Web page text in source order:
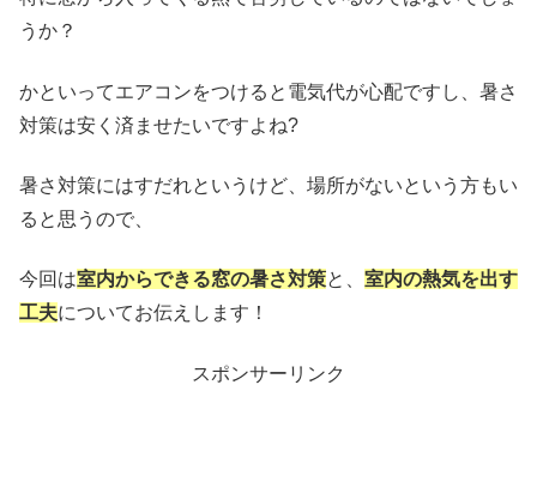
うか？
かといってエアコンをつけると電気代が心配ですし、暑さ
対策は安く済ませたいですよね?
暑さ対策にはすだれというけど、場所がないという方もい
ると思うので、
今回は室内からできる窓の暑さ対策と、 室内の熱気を出す
工夫についてお伝えします！
スポンサーリンク